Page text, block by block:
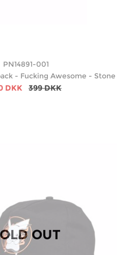
PN14891-001
- Fucking Awesome - Stone
DKK 399 DKK
OUT